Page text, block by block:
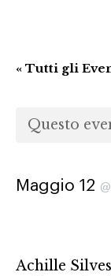
« Tutti gli
Questo
Maggio 12 @
Achille